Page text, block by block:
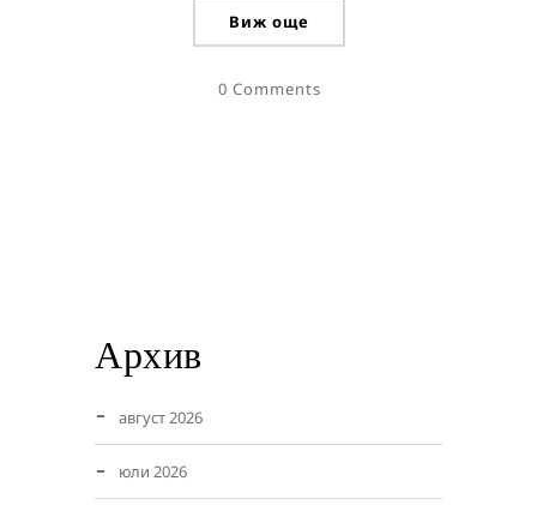
Виж още
0 Comments
Архив
август 2026
юли 2026